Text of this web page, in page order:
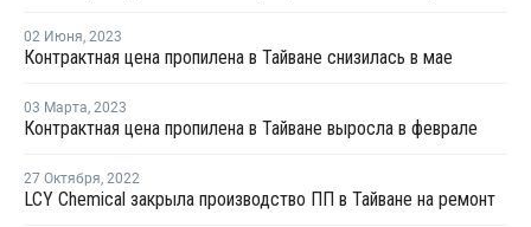
02 Июня, 2023
Контрактная цена пропилена в Тайване снизилась в мае
03 Марта, 2023
Контрактная цена пропилена в Тайване выросла в феврале
27 Октября, 2022
LCY Chemical закрыла производство ПП в Тайване на ремонт